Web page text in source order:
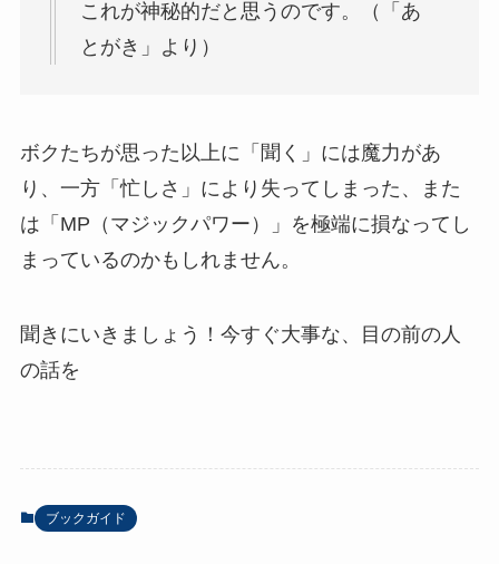
これが神秘的だと思うのです。（「あ
とがき」より）
ボクたちが思った以上に「聞く」には魔力があ
り、一方「忙しさ」により失ってしまった、また
は「MP（マジックパワー）」を極端に損なってし
まっているのかもしれません。
聞きにいきましょう！今すぐ大事な、目の前の人
の話を
ブックガイド